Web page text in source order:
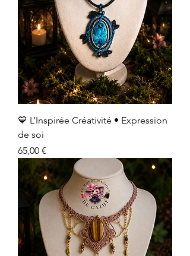
💙 L’Inspirée Créativité • Expression
de soi
Prix
65,00 €